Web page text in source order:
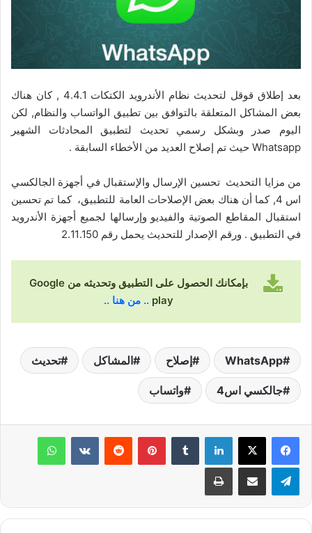
بعد إطلاق قوقل لتحديث نظام الأندرويد الكتكات 4.4.1 , كان هناك
بعض المشاكل المتعلقة بالتوافق بين تطبيق الواتساب والنظام, لكن
اليوم صدر وبشكل رسمي تحديث لتطبيق المحادثات الشهير
Whatsapp حيث تم إصلاح العديد من الأخطاء السابقة .
من مزايا التحديث تحسين الإرسال والإستقبال في أجهزة الجالكسي
اس 4, كما أن هناك بعض الإصلاحات العامة للتطبيق، كما تم تحسين
استقبال المقاطع الصوتية والفيديو وإرسالها لجميع أجهزة الأندرويد
في التطبيق . ورقم الإصدار للتحديث يحمل رقم 2.11.150
بإمكانك الحصول على التطبيق وتحديثه من Google
play .. من هنا ..
WhatsApp إصلاح المشاكل تحديث
جالكسي اس4 واتساب
لينكدإن بينتيريست